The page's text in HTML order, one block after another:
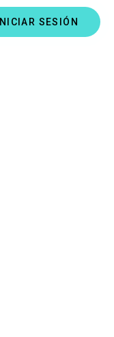
INICIAR SESIÓN